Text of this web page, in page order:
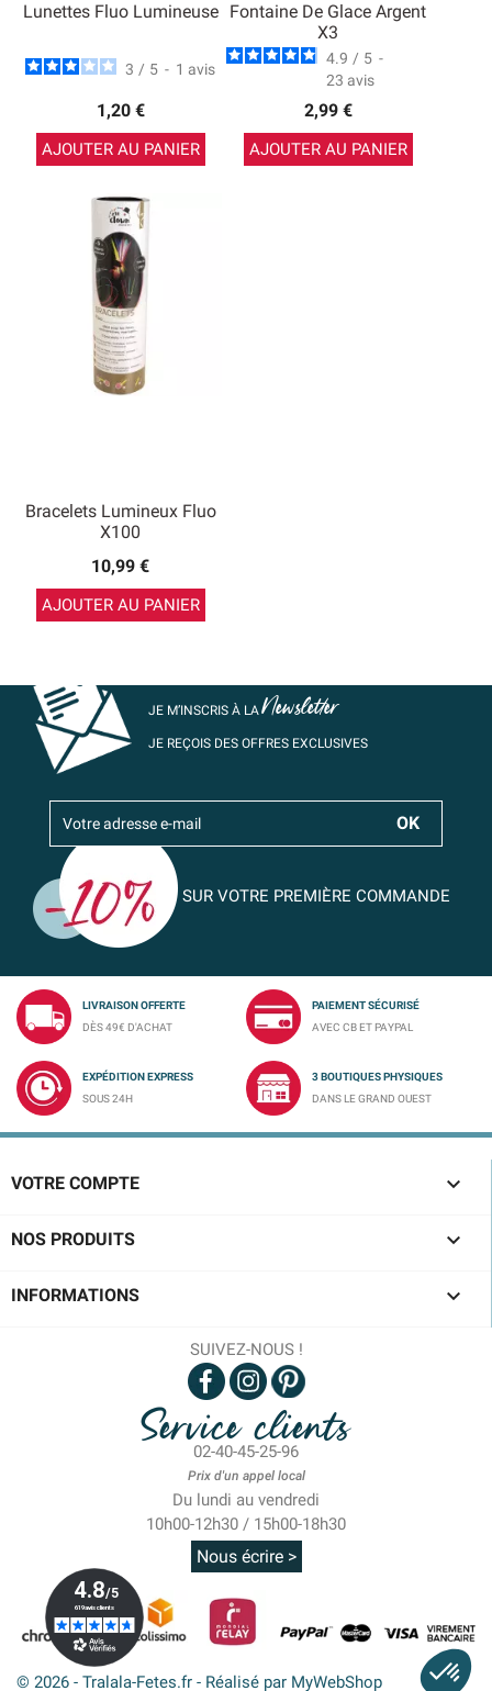
Lunettes Fluo Lumineuse
3 / 5 - 1 avis
1,20 €
AJOUTER AU PANIER
Fontaine De Glace Argent
X3
4.9 / 5 -
23 avis
2,99 €
AJOUTER AU PANIER
Bracelets Lumineux Fluo
X100
10,99 €
AJOUTER AU PANIER
JE M’INSCRIS À LANewsletter
JE REÇOIS DES OFFRES EXCLUSIVES
SUR VOTRE PREMIÈRE COMMANDE
LIVRAISON OFFERTE
DÈS 49€ D'ACHAT
PAIEMENT SÉCURISÉ
AVEC CB ET PAYPAL
EXPÉDITION EXPRESS
SOUS 24H
3 BOUTIQUES PHYSIQUES
DANS LE GRAND OUEST
VOTRE COMPTE 
NOS PRODUITS 
INFORMATIONS 
SUIVEZ-NOUS !
Service clients
02-40-45-25-96
Prix d'un appel local
Du lundi au vendredi
10h00-12h30 / 15h00-18h30
Nous écrire >
© 2026 - Tralala-Fetes.fr - Réalisé par MyWebShop